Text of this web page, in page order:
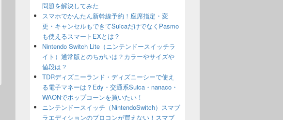
問題を解決してみた
スマホでかんたん新幹線予約！座席指定・変
更・キャンセルもできてSuicaだけでなくPasmo
も使えるスマートEXとは？
Nintendo Switch Lite（ニンテンドースイッチラ
イト）通常版とのちがいは？カラーやサイズや
値段は？
TDRディズニーランド・ディズニーシーで使え
る電子マネーは？Edy・交通系Suica・nanaco・
WAONでポップコーンを買いたい！
ニンテンドースイッチ（NintendoSwitch）スマブ
ラエディションのプロコンが買えない！スマブ